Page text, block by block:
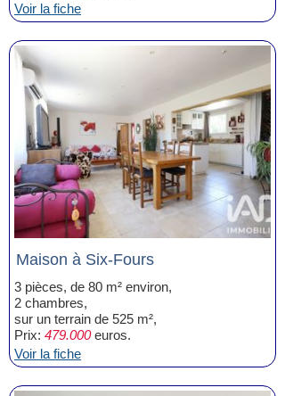
Voir la fiche
Maison à Six-Fours
3 pièces, de 80 m² environ,
2 chambres,
sur un terrain de 525 m²,
Prix: 479.000euros.
Voir la fiche